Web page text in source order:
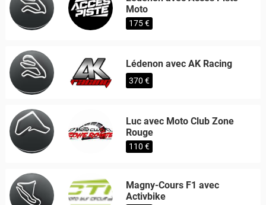
Moto
175 €
Lédenon avec AK Racing
370 €
Luc avec Moto Club Zone
Rouge
110 €
Magny-Cours F1 avec
Activbike